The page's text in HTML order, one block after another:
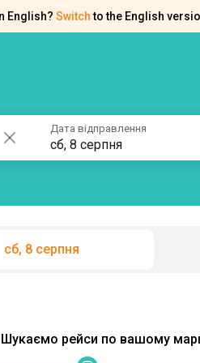
English? Switch to the English
сб, 8 серпня
Шукаємо рейси по вашому